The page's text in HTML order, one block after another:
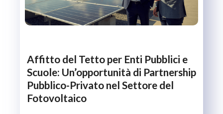
Affitto del Tetto per Enti Pubblici e
Scuole: Un’opportunità di Partnership
Pubblico-Privato nel Settore del
Fotovoltaico